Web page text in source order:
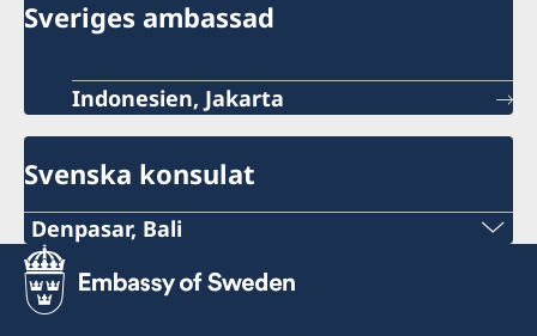
Sveriges ambassad
Indonesien, Jakarta
Svenska konsulat
Denpasar, Bali
Telefon:
+62-361-282 223